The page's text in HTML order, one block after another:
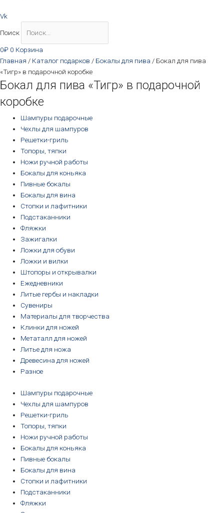
Vk
Поиск
0₽ 0 Корзина
Главная / Каталог подарков / Бокалы для пива / Бокал для пива
«Тигр» в подарочной коробке
Бокал для пива «Тигр» в подарочной
коробке
Шампуры подарочные
Чехлы для шампуров
Решетки-гриль
Топоры, тяпки
Ножи ручной работы
Бокалы для коньяка
Пивные бокалы
Бокалы для вина
Стопки и лафитники
Подстаканники
Фляжки
Зажигалки
Ложки для обуви
Ложки и вилки
Штопоры и открывалки
Ежедневники
Литые гербы и накладки
Сувениры
Материалы для творчества
Клинки для ножей
Метаталл для ножей
Литье для ножа
Древесина для ножей
Разное
Шампуры подарочные
Чехлы для шампуров
Решетки-гриль
Топоры, тяпки
Ножи ручной работы
Бокалы для коньяка
Пивные бокалы
Бокалы для вина
Стопки и лафитники
Подстаканники
Фляжки